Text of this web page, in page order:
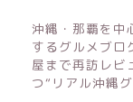
沖縄・那覇を中
するグルメブロ
屋まで再訪レビ
つ“リアル沖縄グ